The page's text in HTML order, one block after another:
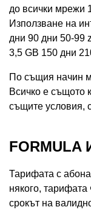
до всички мрежи
Използване на
дни 90 дни 50-99
3,5 GB 150 дни
По същия начин
Всичко е същото
същите условия,
FORMULA
Тарифата с
някого,
срокът на